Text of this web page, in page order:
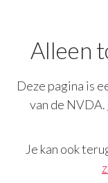
Alleen
Deze pagina is
van de NVDA.
Je kan ook